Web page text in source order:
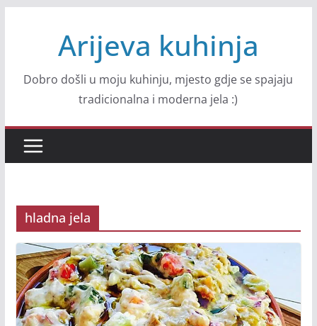
Arijeva kuhinja
Dobro došli u moju kuhinju, mjesto gdje se spajaju
tradicionalna i moderna jela :)
hladna jela